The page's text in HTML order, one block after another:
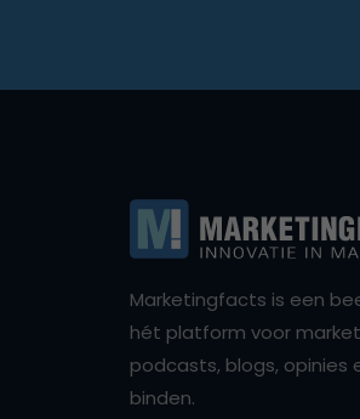
Marketingfacts is een
hét platform voor
podcasts, blogs, opinies
binden.